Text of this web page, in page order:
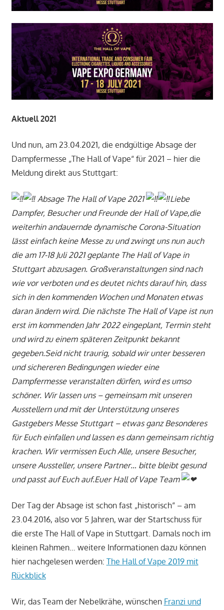
Aktuell 2021
Und nun, am 23.04.2021, die endgültige Absage der
Dampfermesse „The Hall of Vape“ für 2021 – hier die
Meldung direkt aus Stuttgart:
Absage The Hall of Vape 2021
Liebe
Dampfer, Besucher und Freunde der Hall of Vape,die
weiterhin andauernde dynamische Corona-Situation
lässt einfach keine Messe zu und zwingt uns nun auch
die am 17-18 Juli 2021 geplante The Hall of Vape in
Stuttgart abzusagen. Großveranstaltungen sind nach
wie vor verboten und es deutet nichts darauf hin, dass
sich in den kommenden Wochen und Monaten etwas
daran ändern wird. Die nächste The Hall of Vape ist nun
erst im kommenden Jahr 2022 eingeplant, Termin steht
und wird zu einem späteren Zeitpunkt bekannt
gegeben.Seid nicht traurig, sobald wir unter besseren
und sichereren Bedingungen wieder eine
Dampfermesse veranstalten dürfen, wird es umso
schöner. Wir lassen uns – gemeinsam mit unseren
Ausstellern und mit der Unterstützung unseres
Gastgebers Messe Stuttgart – etwas ganz Besonderes
für Euch einfallen und lassen es dann gemeinsam richtig
krachen. Wir vermissen Euch Alle, unsere Besucher,
unsere Aussteller, unsere Partner… bitte bleibt gesund
und passt auf Euch auf.Euer Hall of Vape Team
Der Tag der Absage ist schon fast „historisch“ – am
23.04.2016, also vor 5 Jahren, war der Startschuss für
die erste The Hall of Vape in Stuttgart. Damals noch im
kleinen Rahmen… weitere Informationen dazu können
hier nachgelesen werden: The Hall of Vape 2019 mit
Rückblick
Wir, das Team der Nebelkrähe, wünschen Franzi und